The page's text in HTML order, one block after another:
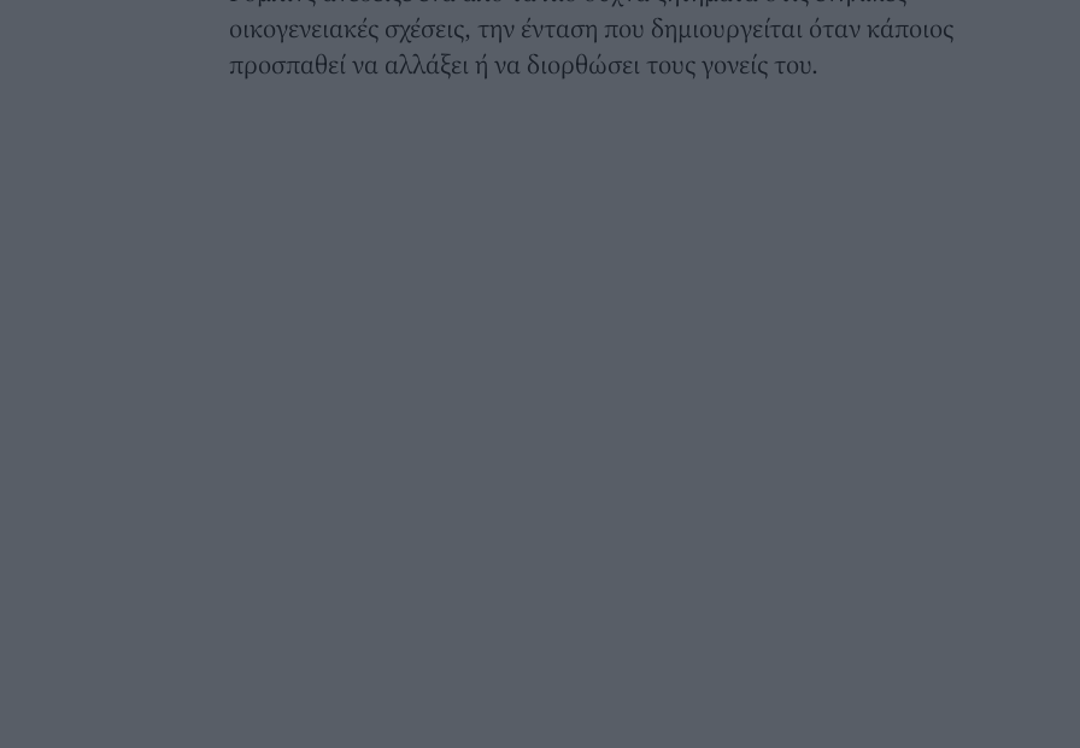
οικογενειακές σχέσεις, την ένταση που δημιουργείται όταν κάποιος
προσπαθεί να αλλάξει ή να διορθώσει τους γονείς του.